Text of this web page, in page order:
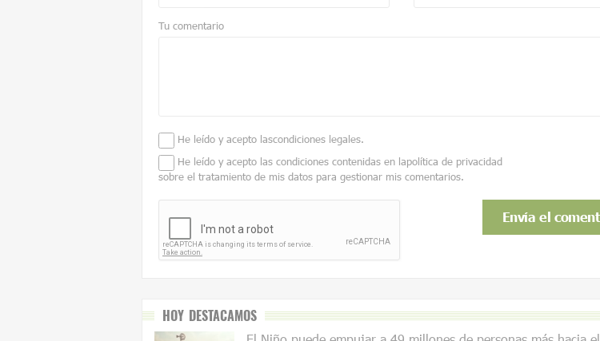
Tu comentario
He leído y acepto lascondiciones legales.
He leído y acepto las condiciones contenidas en lapolítica de privacidad
sobre el tratamiento de mis datos para gestionar mis comentarios.
HOY DESTACAMOS